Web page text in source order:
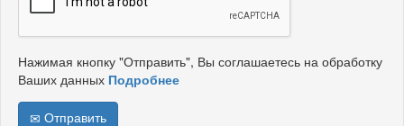
Нажимая кнопку "Отправить", Вы соглашаетесь на обработку
Ваших данных Подробнее
Отправить